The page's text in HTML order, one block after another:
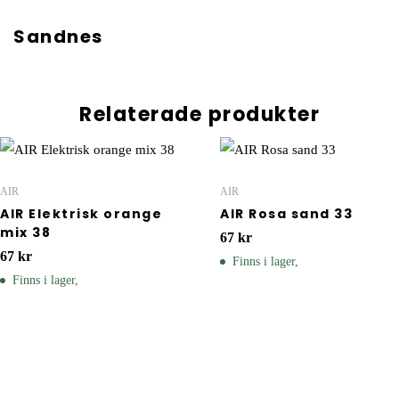
Sandnes
Relaterade produkter
AIR
AIR Elektrisk orange
mix 38
67 kr
Finns i lager,
AIR
AIR Rosa sand 33
67 kr
Finns i lager,